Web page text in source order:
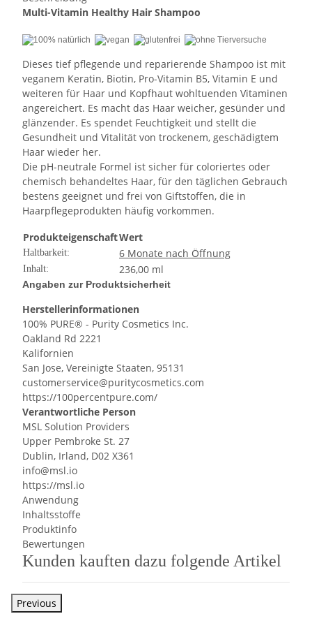
Multi-Vitamin Healthy Hair Shampoo
Dieses tief pflegende und reparierende Shampoo ist mit
veganem Keratin, Biotin, Pro-Vitamin B5, Vitamin E und
weiteren für Haar und Kopfhaut wohltuenden Vitaminen
angereichert. Es macht das Haar weicher, gesünder und
glänzender. Es spendet Feuchtigkeit und stellt die
Gesundheit und Vitalität von trockenem, geschädigtem
Haar wieder her.
Die pH-neutrale Formel ist sicher für coloriertes oder
chemisch behandeltes Haar, für den täglichen Gebrauch
bestens geeignet und frei von Giftstoffen, die in
Haarpflegeprodukten häufig vorkommen.
ProdukteigenschaftWert
Haltbarkeit: 6 Monate nach Öffnung
Inhalt: 236,00 ml
Angaben zur Produktsicherheit
Herstellerinformationen
100% PURE® - Purity Cosmetics Inc.
Oakland Rd 2221
Kalifornien
San Jose, Vereinigte Staaten, 95131
customerservice@puritycosmetics.com
https://100percentpure.com/
Verantwortliche Person
MSL Solution Providers
Upper Pembroke St. 27
Dublin, Irland, D02 X361
info@msl.io
https://msl.io
Anwendung
Inhaltsstoffe
Produktinfo
Bewertungen
Kunden kauften dazu folgende Artikel
Previous